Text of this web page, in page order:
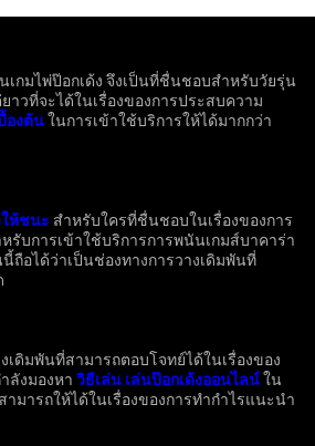
เกมไพ่ป๊อกเด้ง จึงเป็นที่ชื่นชอบสำหรับวัยรุ่น
วที่จะได้ในเรื่องของการประสบความ
องต้นในการเข้าใช้บริการให้ได้มากกว่า
ให้ชนะ สำหรับใครที่ชื่นชอบในเรื่องของการ
รับการเข้าใช้บริการการพนันเกมส์บาคาร่า
อได้ว่าเป็นช่องทางการวางเดิมพันที่
เดิมพันที่สามารถตอบโจทย์ได้ในเรื่องของ
ลังมองหา วิธีเล่น เล่นป๊อกเด้งออนไลน์ใน
ามารถให้ได้ในเรื่องของการทำกำไรแนะนำ